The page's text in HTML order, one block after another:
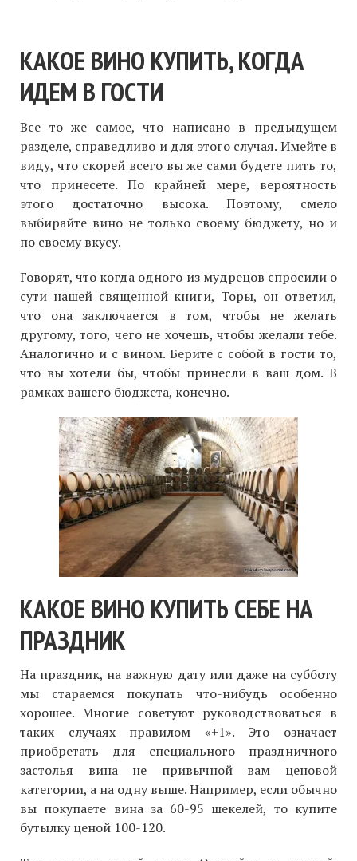
КАКОЕ ВИНО КУПИТЬ, КОГДА
ИДЕМ В ГОСТИ
Все то же самое, что написано в предыдущем
разделе, справедливо и для этого случая. Имейте в
виду, что скорей всего вы же сами будете пить то,
что принесете. По крайней мере, вероятность
этого достаточно высока. Поэтому, смело
выбирайте вино не только своему бюджету, но и
по своему вкусу.
Говорят, что когда одного из мудрецов спросили о
сути нашей священной книги, Торы, он ответил,
что она заключается в том, чтобы не желать
другому, того, чего не хочешь, чтобы желали тебе.
Аналогично и с вином. Берите с собой в гости то,
что вы хотели бы, чтобы принесли в ваш дом. В
рамках вашего бюджета, конечно.
КАКОЕ ВИНО КУПИТЬ СЕБЕ НА
ПРАЗДНИК
На праздник, на важную дату или даже на субботу
мы стараемся покупать что-нибудь особенно
хорошее. Многие советуют руководствоваться в
таких случаях правилом «+1». Это означает
приобретать для специального праздничного
застолья вина не привычной вам ценовой
категории, а на одну выше. Например, если обычно
вы покупаете вина за 60-95 шекелей, то купите
бутылку ценой 100-120.